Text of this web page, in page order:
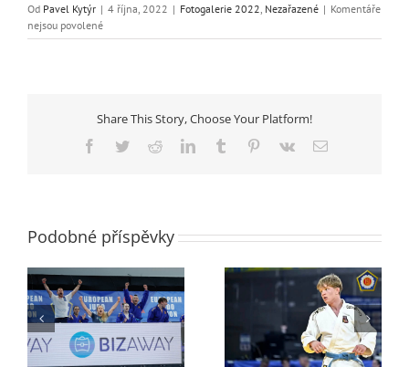
Od Pavel Kytýr | 4 října, 2022 | Fotogalerie 2022 Nezařazené | Komentáře
nejsou povolenéu
textu
2022
Share This Story, Choose Your Platform!
Facebook
TwitterRedditLinkedInTumblr Pinterest
Vk
E-
Podobné příspěvky
Mistrovství Evropy
dorostenců
Mistrovství ČR mužů